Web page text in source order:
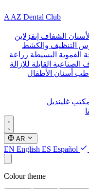
A AZ Dental Club
الشفاف إنفزلاين
التنظيف والكشط
الفموية البسيطة زراعة
الصناعية القابلة للإزالة
طب أسنان الأطفال
غلينديل
AR
EN English ES Español
Colour theme